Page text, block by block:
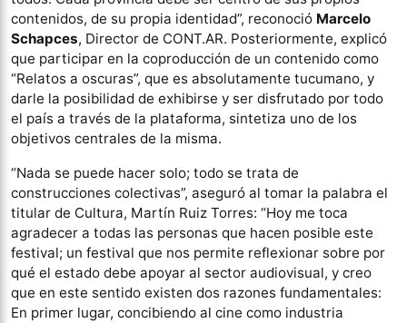
contenidos, de su propia identidad”, reconoció Marcelo
Schapces, Director de CONT.AR. Posteriormente, explicó
que participar en la coproducción de un contenido como
“Relatos a oscuras”, que es absolutamente tucumano, y
darle la posibilidad de exhibirse y ser disfrutado por todo
el país a través de la plataforma, sintetiza uno de los
objetivos centrales de la misma.
“Nada se puede hacer solo; todo se trata de
construcciones colectivas”, aseguró al tomar la palabra el
titular de Cultura, Martín Ruiz Torres: “Hoy me toca
agradecer a todas las personas que hacen posible este
festival; un festival que nos permite reflexionar sobre por
qué el estado debe apoyar al sector audiovisual, y creo
que en este sentido existen dos razones fundamentales:
En primer lugar, concibiendo al cine como industria